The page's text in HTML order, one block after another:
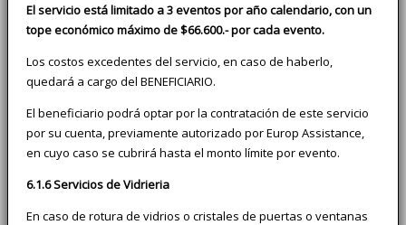
El servicio está limitado a 3 eventos por año calendario, con un
tope económico máximo de $66.600.- por cada evento.
Los costos excedentes del servicio, en caso de haberlo,
quedará a cargo del BENEFICIARIO.
El beneficiario podrá optar por la contratación de este servicio
por su cuenta, previamente autorizado por Europ Assistance,
en cuyo caso se cubrirá hasta el monto límite por evento.
6.1.6 Servicios de Vidrieria
En caso de rotura de vidrios o cristales de puertas o ventanas